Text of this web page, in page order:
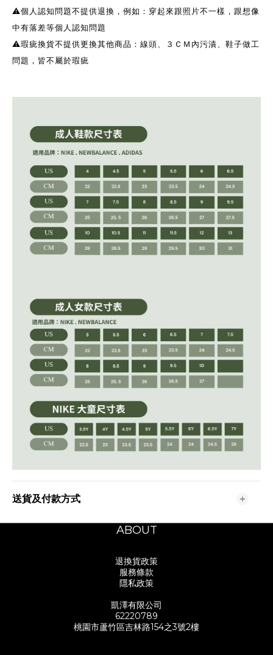
⚠️個人認知問題不提供退換，例如：穿起來跟照片不一樣，跟想像
中有落差等個人認知問題
⚠️瑕疵換貨不提供更換其他商品：線頭、３ＣＭ內污漬、鞋子做工
問題，皆不屬於瑕疵
送貨及付款方式
ABOUT
退換貨政策
服務條款
隱私政策
凱澤有限公司
62220789
桃園市蘆竹區吉林路154之3號2樓